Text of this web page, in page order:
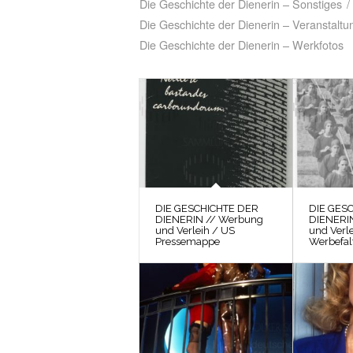
Die Geschichte der Dienerin – Sonstiges /
Die Geschichte der Dienerin –
Die Geschichte der Dienerin – Werkfotos
DIE GESCHICHTE DER
DIENERIN // Werbung
und Verleih / US
Pressemappe
DIE
und